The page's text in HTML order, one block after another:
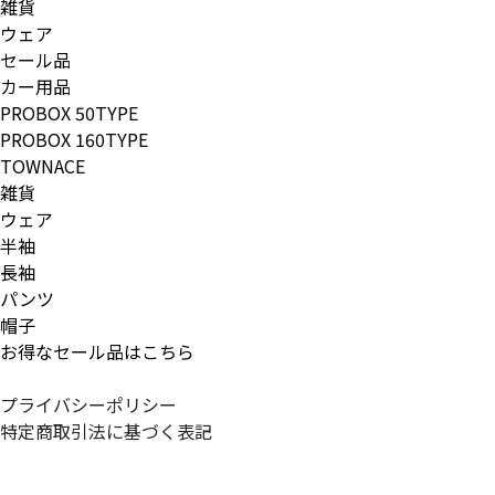
雑貨
ウェア
セール品
カー用品
PROBOX 50TYPE
PROBOX 160TYPE
TOWNACE
雑貨
ウェア
半袖
長袖
パンツ
帽子
お得なセール品はこちら
プライバシーポリシー
特定商取引法に基づく表記